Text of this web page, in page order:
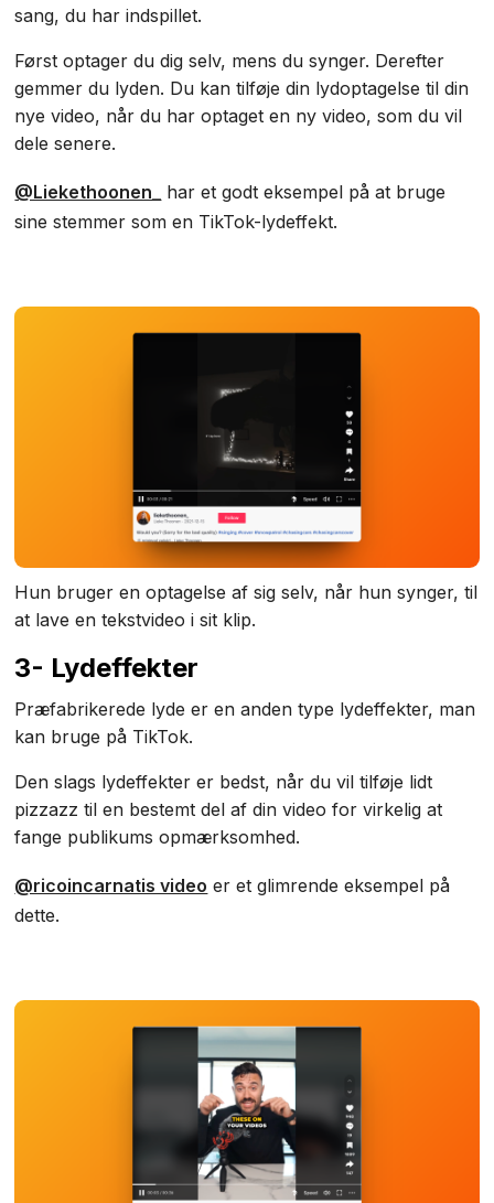
sang, du har indspillet.
Først optager du dig selv, mens du synger. Derefter
gemmer du lyden. Du kan tilføje din lydoptagelse til din
nye video, når du har optaget en ny video, som du vil
dele senere.
@Liekethoonen_
har et godt eksempel på at bruge
sine stemmer som en TikTok-lydeffekt.
Hun bruger en optagelse af sig selv, når hun synger, til
at lave en tekstvideo i sit klip.
3- Lydeffekter
Præfabrikerede lyde er en anden type lydeffekter, man
kan bruge på TikTok.
Den slags lydeffekter er bedst, når du vil tilføje lidt
pizzazz til en bestemt del af din video for virkelig at
fange publikums opmærksomhed.
@ricoincarnatis video er et glimrende eksempel på
dette.